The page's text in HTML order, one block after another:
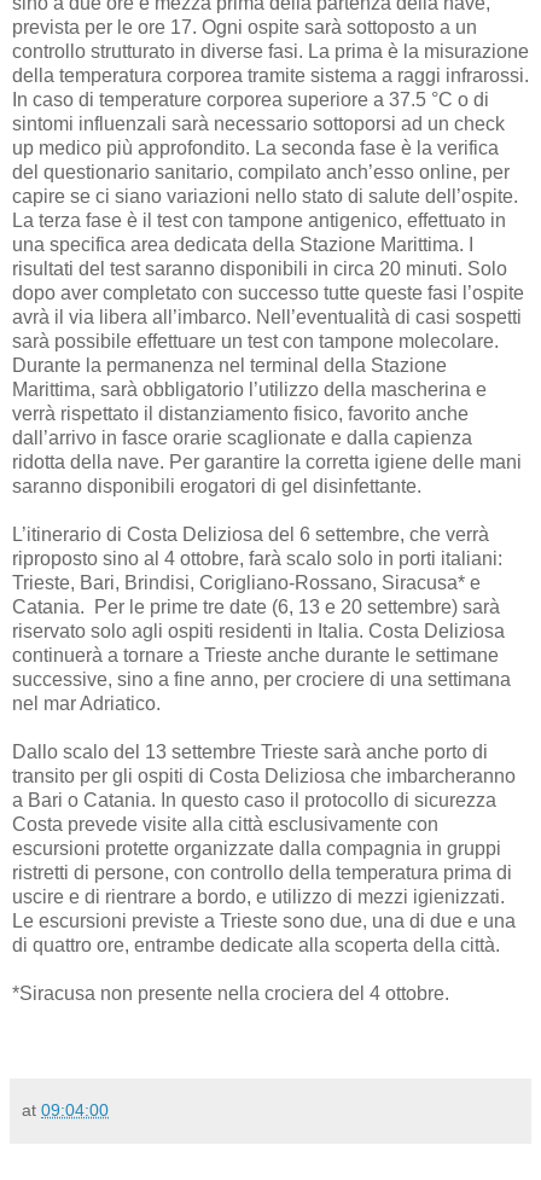
prevista per le ore 17. Ogni ospite sarà sottoposto a un
controllo strutturato in diverse fasi. La prima è la misurazione
della temperatura corporea tramite sistema a raggi infrarossi.
In caso di temperature corporea superiore a 37.5 °C o di
sintomi influenzali sarà necessario sottoporsi ad un check
up medico più approfondito. La seconda fase è la verifica
del questionario sanitario, compilato anch’esso online, per
capire se ci siano variazioni nello stato di salute dell’ospite.
La terza fase è il test con tampone antigenico, effettuato in
una specifica area dedicata della Stazione Marittima. I
risultati del test saranno disponibili in circa 20 minuti. Solo
dopo aver completato con successo tutte queste fasi l’ospite
avrà il via libera all’imbarco. Nell’eventualità di casi sospetti
sarà possibile effettuare un test con tampone molecolare.
Durante la permanenza nel terminal della Stazione
Marittima, sarà obbligatorio l’utilizzo della mascherina e
verrà rispettato il distanziamento fisico, favorito anche
dall’arrivo in fasce orarie scaglionate e dalla capienza
ridotta della nave. Per garantire la corretta igiene delle mani
saranno disponibili erogatori di gel disinfettante.
L’itinerario di Costa Deliziosa del 6 settembre, che verrà
riproposto sino al 4 ottobre, farà scalo solo in porti italiani:
Trieste, Bari, Brindisi, Corigliano-Rossano, Siracusa* e
Catania. Per le prime tre date (6, 13 e 20 settembre) sarà
riservato solo agli ospiti residenti in Italia. Costa Deliziosa
continuerà a tornare a Trieste anche durante le settimane
successive, sino a fine anno, per crociere di una settimana
nel mar Adriatico.
Dallo scalo del 13 settembre Trieste sarà anche porto di
transito per gli ospiti di Costa Deliziosa che imbarcheranno
a Bari o Catania. In questo caso il protocollo di sicurezza
Costa prevede visite alla città esclusivamente con
escursioni protette organizzate dalla compagnia in gruppi
ristretti di persone, con controllo della temperatura prima di
uscire e di rientrare a bordo, e utilizzo di mezzi igienizzati.
Le escursioni previste a Trieste sono due, una di due e una
di quattro ore, entrambe dedicate alla scoperta della città.
*Siracusa non presente nella crociera del 4 ottobre.
at 09:04:00